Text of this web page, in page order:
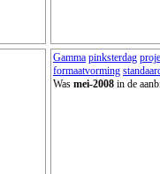
Gamma pinksterdag
formaatvorming
Was mei-2008 in de